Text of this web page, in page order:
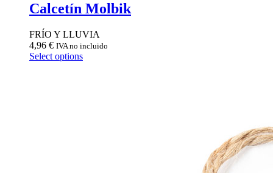
Calcetín Molbik
FRÍO Y LLUVIA
4,96 € IVA no incluido
Select options